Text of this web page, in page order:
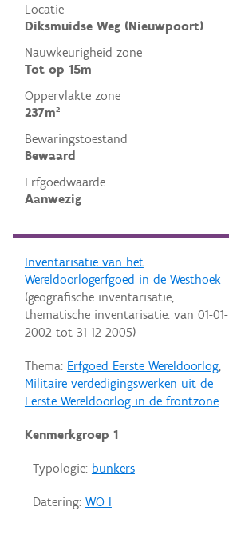
Locatie
Diksmuidse Weg (Nieuwpoort)
Nauwkeurigheid zone
Tot op 15m
Oppervlakte zone
237m²
Bewaringstoestand
Bewaard
Erfgoedwaarde
Aanwezig
Inventarisatie van het
Wereldoorlogerfgoed in de Westhoek
(geografische inventarisatie,
thematische inventarisatie: van 01-01-
2002tot 31-12-2005)
Thema: Erfgoed Eerste Wereldoorlog,
Militaire verdedigingswerken uit de
Eerste Wereldoorlog in de frontzone
Kenmerkgroep 1
Typologie: bunkers
Datering: WO I